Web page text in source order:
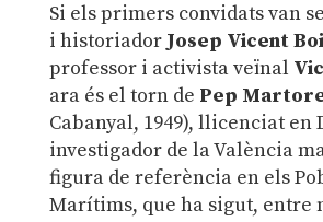
Si els primers convidats van
i historiador Josep Vicent
professor i activista veïnal
ara és el torn de Pep
Cabanyal, 1949), llicenciat en
investigador de la València
figura de referència en els
Marítims, que ha sigut, entre